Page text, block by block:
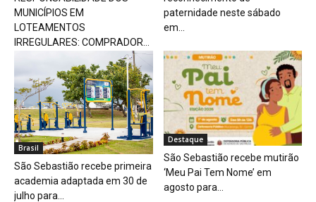
MUNICÍPIOS EM
LOTEAMENTOS
IRREGULARES: COMPRADOR...
paternidade neste sábado
em...
Brasil
São Sebastião recebe primeira
academia adaptada em 30 de
julho para...
Destaque
São Sebastião recebe mutirão
‘Meu Pai Tem Nome’ em
agosto para...